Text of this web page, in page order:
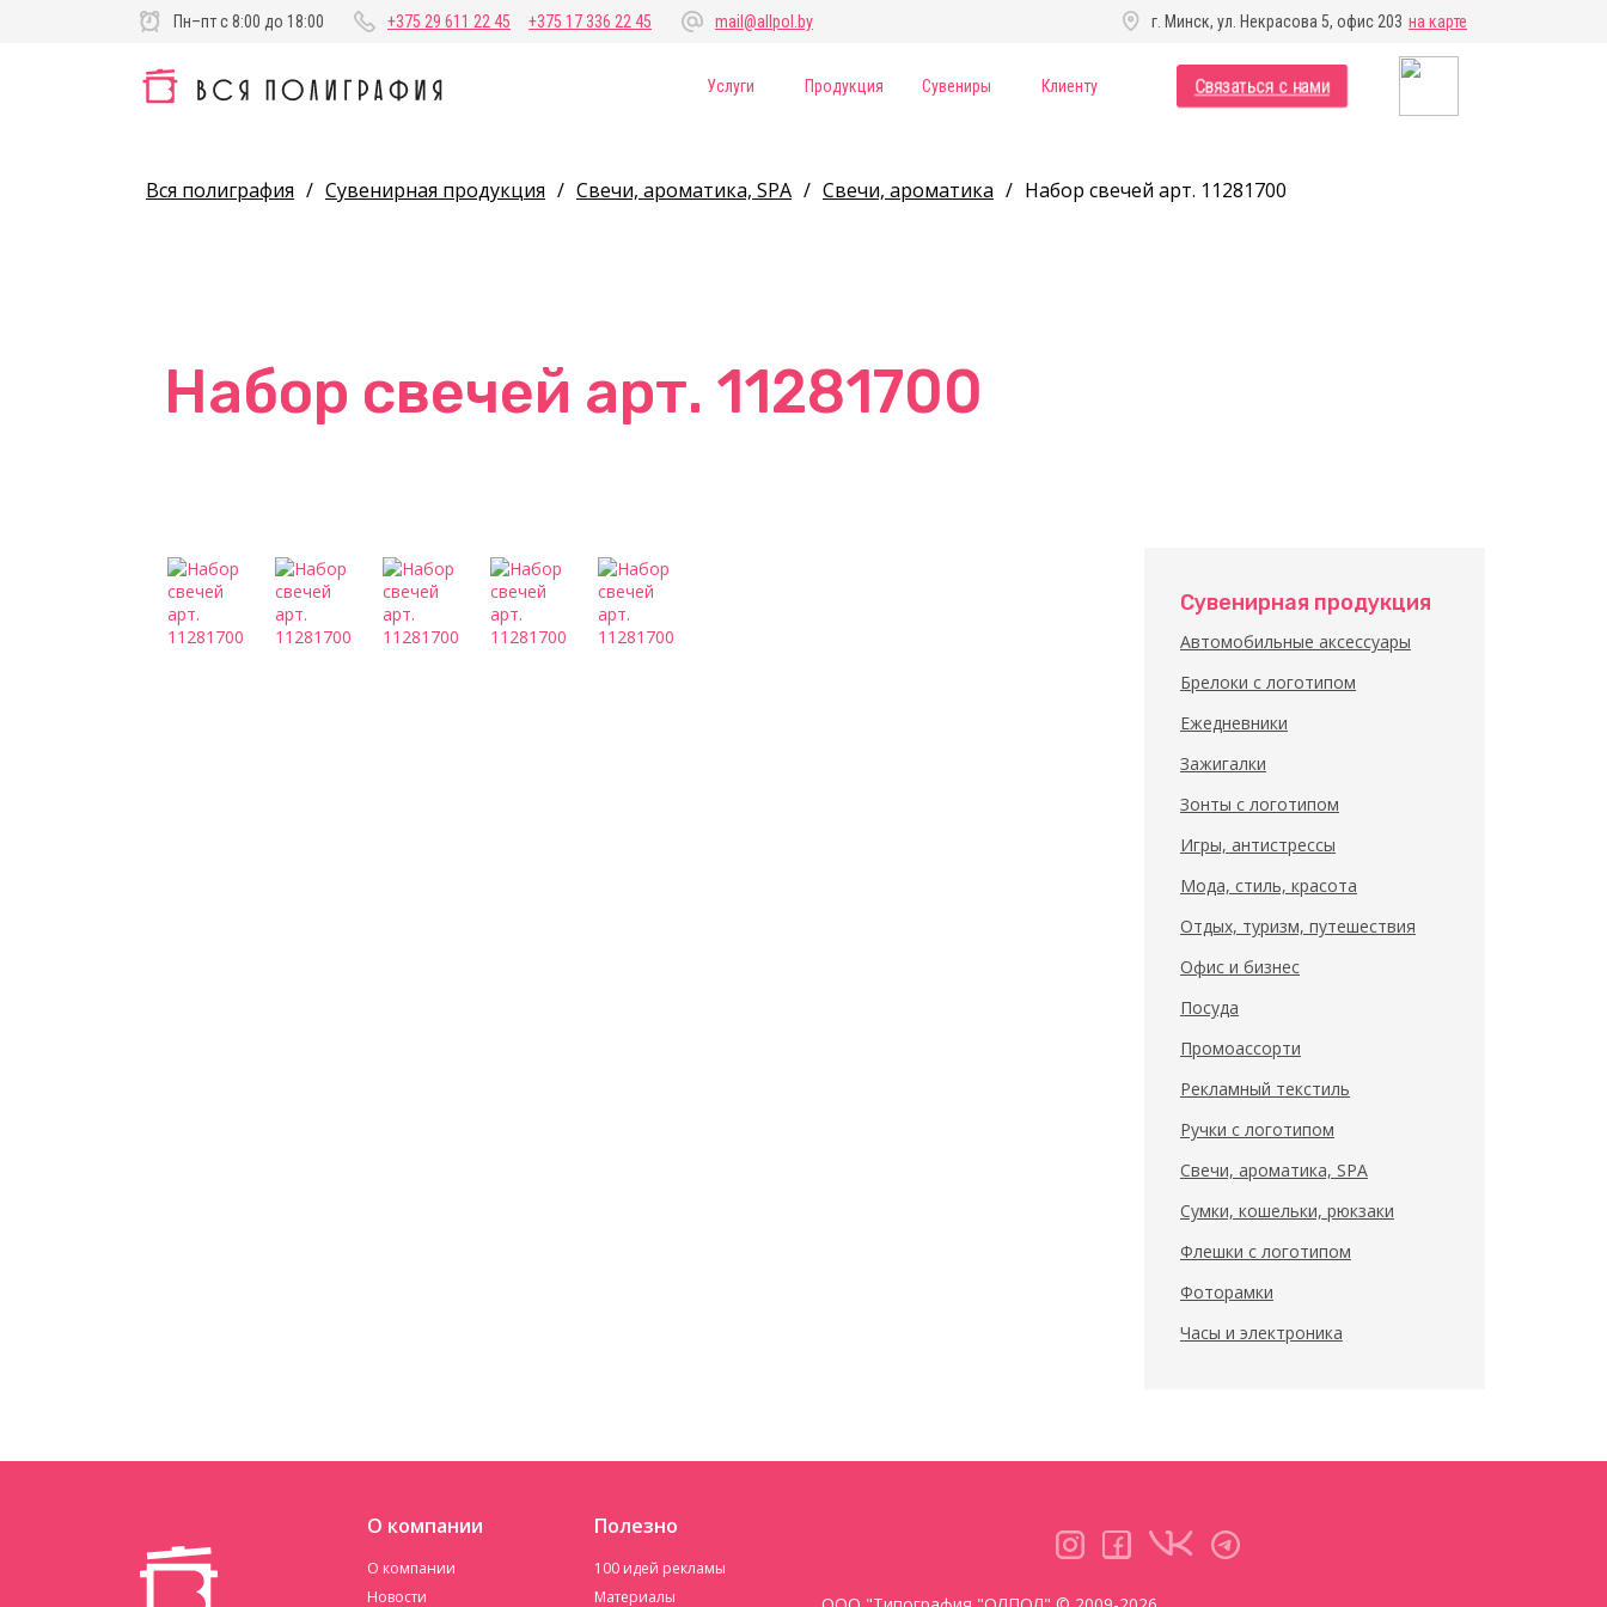
Пн–пт с 8:00 до 18:00 +375 29 611 22 45 +375 17 336 22 45 mail@allpol.by г. Минск, ул. Некрасова 5, офис 203 на карте
Услуги Продукция Сувениры Клиенту Связаться с нами
Вся полиграфия / Сувенирная продукция / Свечи, ароматика, SPA / Свечи, ароматика / Набор свечей арт. 11281700
Набор свечей арт. 11281700
Сувенирная продукция
Автомобильные аксессуары
Брелоки с логотипом
Ежедневники
Зажигалки
Зонты с логотипом
Игры, антистрессы
Мода, стиль, красота
Отдых, туризм, путешествия
Офис и бизнес
Посуда
Промоассорти
Рекламный текстиль
Ручки с логотипом
Свечи, ароматика, SPA
Сумки, кошельки, рюкзаки
Флешки с логотипом
Фоторамки
Часы и электроника
О компании
О компании
Новости
Полезно
100 идей рекламы
Материалы